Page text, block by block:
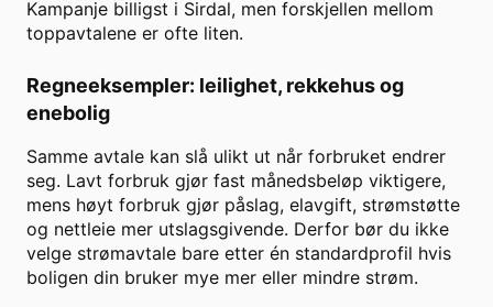
Kampanje billigst i Sirdal, men forskjellen mellom
toppavtalene er ofte liten.
Regneeksempler: leilighet, rekkehus og
enebolig
Samme avtale kan slå ulikt ut når forbruket endrer
seg. Lavt forbruk gjør fast månedsbeløp viktigere,
mens høyt forbruk gjør påslag, elavgift, strømstøtte
og nettleie mer utslagsgivende. Derfor bør du ikke
velge strømavtale bare etter én standardprofil hvis
boligen din bruker mye mer eller mindre strøm.